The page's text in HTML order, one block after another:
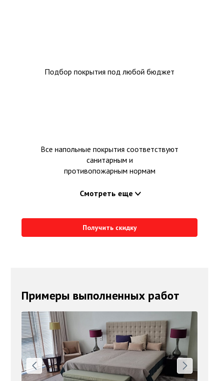
Подбор покрытия под любой бюджет
Все напольные покрытия соответствуют
санитарным и
противопожарным нормам
Смотреть еще
Получить скидку
Примеры выполненных работ